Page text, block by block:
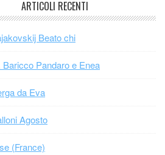
ARTICOLI RECENTI
Beato chi
Baricco Pandaro e Enea
da Eva
Agosto
(France)